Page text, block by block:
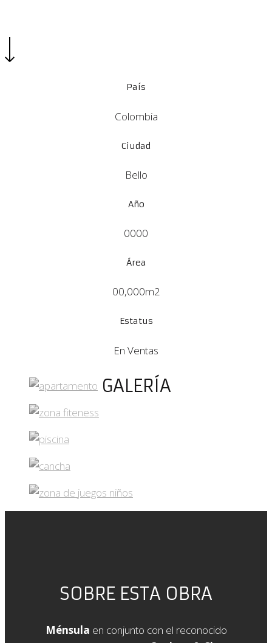
País
Colombia
Ciudad
Bello
Año
0000
Área
00,000m2
Estatus
En Ventas
GALERÍA
SOBRE ESTA OBRA
Ménsula en conjunto con el reconocido